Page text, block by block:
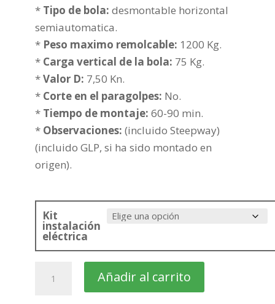
precios:
357,07€
hasta
* Tipo de bola: desmontable horizontal
semiautomatica.
* Peso maximo remolcable: 1200 Kg.
* Carga vertical de la bola: 75 Kg.
*Valor D: 7,50 Kn.
* Corte en el paragolpes: No.
* Tiempo de montaje: 60-90 min.
* Observaciones: (incluido Steepway)
(incluido GLP, si ha sido montado en
origen).
Kit
instalación
eléctrica
Dokker
Añadir al carrito